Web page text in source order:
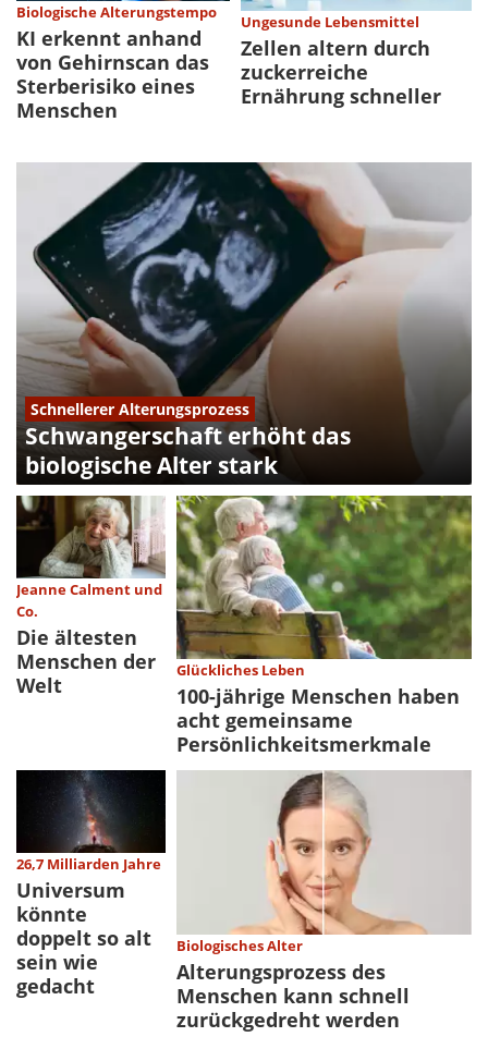
Biologische Alterungstempo
KI erkennt anhand
von Gehirnscan das
Sterberisiko eines
Menschen
Ungesunde Lebensmittel
Zellen altern durch
zuckerreiche
Ernährung schneller
Schnellerer Alterungsprozess
Schwangerschaft erhöht das
biologische Alter stark
Jeanne Calment und
Co.
Die ältesten
Menschen der
Welt
Glückliches Leben
100-jährige Menschen haben
acht gemeinsame
Persönlichkeitsmerkmale
26,7 Milliarden Jahre
Universum
könnte
doppelt so alt
sein wie
gedacht
Biologisches Alter
Alterungsprozess des
Menschen kann schnell
zurückgedreht werden